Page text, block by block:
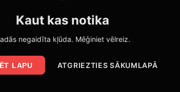
Kaut kas notika
negaidīta kļūda. Mēģiniet vēlreiz.
LAPU ATGRIEZTIES SĀKUMLAPĀ